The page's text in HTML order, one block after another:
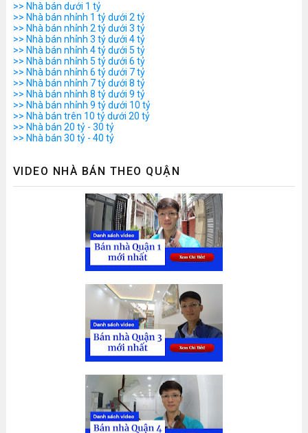
>> Nhà bán dưới 1 tỷ
>> Nhà bán nhỉnh 1 tỷ dưới 2 tỷ
>> Nhà bán nhỉnh 2 tỷ dưới 3 tỷ
>> Nhà bán nhỉnh 3 tỷ dưới 4 tỷ
>> Nhà bán nhỉnh 4 tỷ dưới 5 tỷ
>> Nhà bán nhỉnh 5 tỷ dưới 6 tỷ
>> Nhà bán nhỉnh 6 tỷ dưới 7 tỷ
>> Nhà bán nhỉnh 7 tỷ dưới 8 tỷ
>> Nhà bán nhỉnh 8 tỷ dưới 9 tỷ
>> Nhà bán nhỉnh 9 tỷ dưới 10 tỷ
>> Nhà bán trên 10 tỷ dưới 20 tỷ
>> Nhà bán 20 tỷ - 30 tỷ
>> Nhà bán 30 tỷ - 40 tỷ
VIDEO NHÀ BÁN THEO QUẬN